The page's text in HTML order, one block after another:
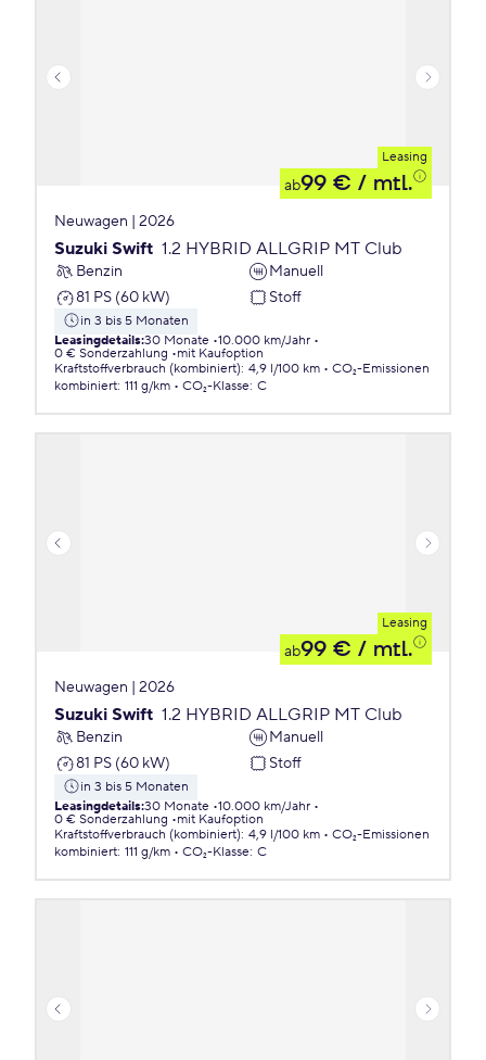
Leasing
ab99 € / mtl.
Neuwagen | 2026
Suzuki Swift 1.2 HYBRID ALLGRIP MT Club
Benzin
Manuell
81 PS (60 kW)
Stoff
in 3 bis 5 Monaten
Leasingdetails:30 Monate 10.000 km/Jahr
0 € Sonderzahlung
mit Kaufoption
Kraftstoffverbrauch (kombiniert): 4,9 l/100 km
CO₂-Emissionen
kombiniert: 111 g/km CO₂-Klasse: C
Leasing
ab99 € / mtl.
Neuwagen | 2026
Suzuki Swift 1.2 HYBRID ALLGRIP MT Club
Benzin
Manuell
81 PS (60 kW)
Stoff
in 3 bis 5 Monaten
Leasingdetails:30 Monate 10.000 km/Jahr
0 € Sonderzahlung
mit Kaufoption
Kraftstoffverbrauch (kombiniert): 4,9 l/100 km
CO₂-Emissionen
kombiniert: 111 g/km CO₂-Klasse: C